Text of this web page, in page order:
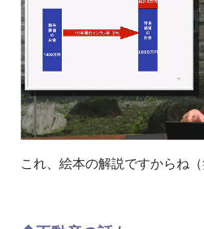
これ、絵本の解説ですからね（